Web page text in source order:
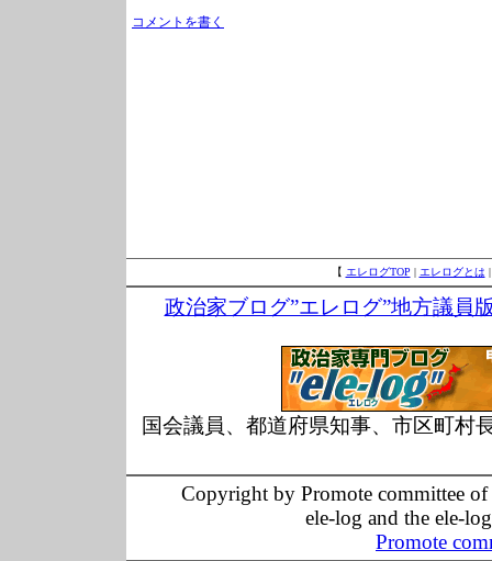
コメントを書く
【 エレログTOP | エレログとは
政治家ブログ”エレログ”地方議員
国会議員、都道府県知事、市区町村
Copyright by Promote committee
ele-log and the ele-
Promote